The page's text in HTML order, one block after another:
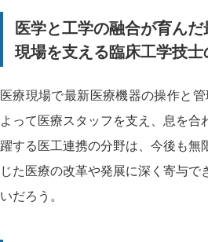
医学と工学の融合が育ん
現場を支える臨床工学技
医療現場で最新医療機器の操作と
よって医療スタッフを支え、息を
躍する医工連携の分野は、今後も
じた医療の改革や発展に深く寄与
いだろう。